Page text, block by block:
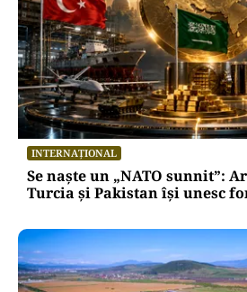
INTERNAȚIONAL
Se naște un „NATO sunnit”:
Turcia și Pakistan își unesc